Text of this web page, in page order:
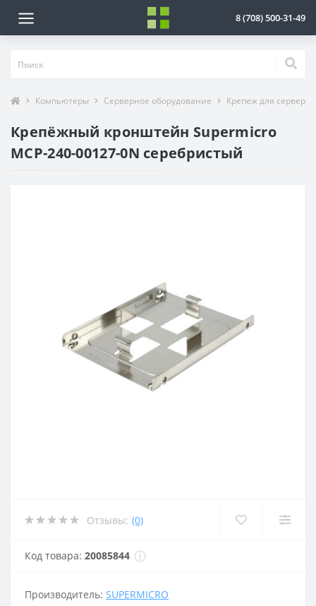
8 (708) 500-31-49
Компьютеры Серверное оборудование Крепеж для
Крепёжный кронштейн Supermicro
MCP-240-00127-0N серебристый
Отзывы: (0)
Код товара: 20085844
Производитель: SUPERMICRO